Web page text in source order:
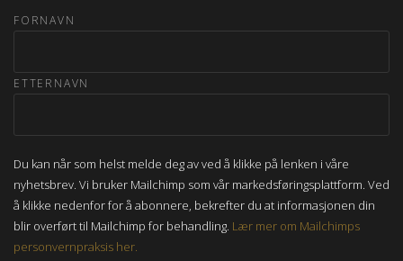
FORNAVN
ETTERNAVN
Du kan når som helst melde deg av ved å klikke på lenken i våre
nyhetsbrev. Vi bruker Mailchimp som vår markedsføringsplattform. Ved
å klikke nedenfor for å abonnere, bekrefter du at informasjonen din
blir overført til Mailchimp for behandling. Lær mer om Mailchimps
personvernpraksis her.